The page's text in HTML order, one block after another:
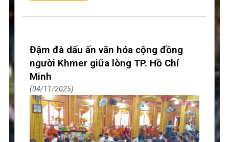
Đậm đà dấu ấn văn hóa cộng đồng
người Khmer giữa lòng TP. Hồ Chí
Minh
04/11/2025